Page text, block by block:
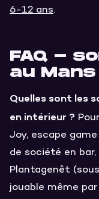
6-12 ans.
FAQ -
au Mans
Quelles sont les
en intérieur ?
Joy, escape
de société en
Plantagenêt
jouable même